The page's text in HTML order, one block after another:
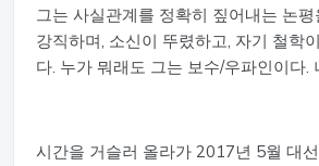
그는 사실관계를 정확히 짚어내는 논
강직하며, 소신이 뚜렸하고, 자기 철학
다. 누가 뭐래도 그는 보수/우파인이다.
시간을 거슬러 올라가 2017년 5월 대